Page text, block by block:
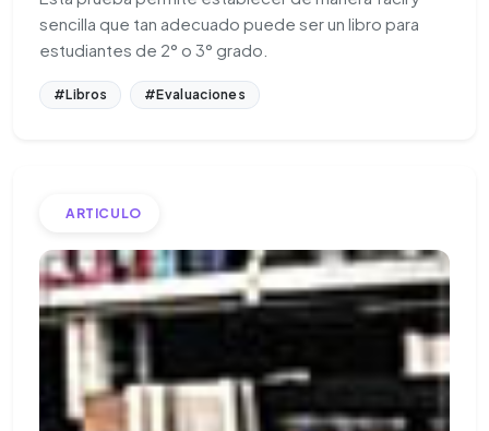
sencilla que tan adecuado puede ser un libro para
estudiantes de 2° o 3° grado.
#Libros #Evaluaciones
ARTICULO